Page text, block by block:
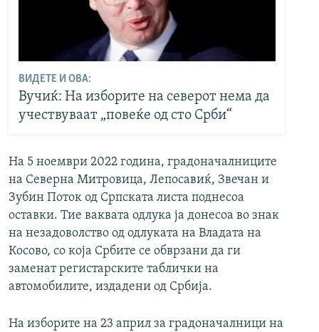
ВИДЕТЕ И ОВА:
Вучиќ: На изборите на северот нема да
учествуваат „повеќе од сто Срби“
На 5 ноември 2022 година, градоначалниците
на Северна Митровица, Лепосавиќ, Звечан и
Зубин Поток од Српската листа поднесоа
оставки. Тие ваквата одлука ја донесоа во знак
на незадоволство од одлуката на Владата на
Косово, со која Србите се обврзани да ги
заменат регистарските таблички на
автомобилите, издадени од Србија.
На изборите на 23 април за градоначалници на